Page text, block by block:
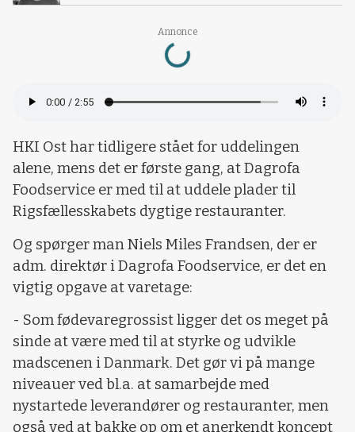
Annonce
Loading...
HKI Ost har tidligere stået for uddelingen
alene, mens det er første gang, at Dagrofa
Foodservice er med til at uddele plader til
Rigsfællesskabets dygtige restauranter.
Og spørger man Niels Miles Frandsen, der er
adm. direktør i Dagrofa Foodservice, er det en
vigtig opgave at varetage:
- Som fødevaregrossist ligger det os meget på
sinde at være med til at styrke og udvikle
madscenen i Danmark. Det gør vi på mange
niveauer ved bl.a. at samarbejde med
nystartede leverandører og restauranter, men
også ved at bakke op om et anerkendt koncept